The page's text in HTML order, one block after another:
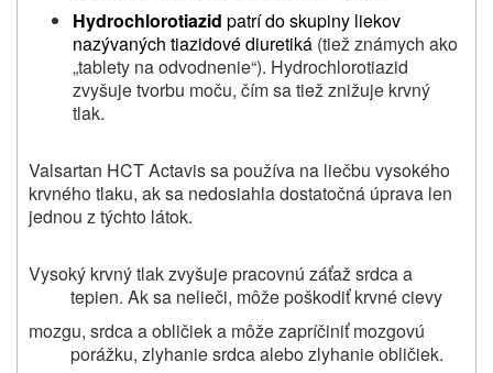
Hydrochlorotiazid patrí do skupiny liekov
nazývaných tiazidové diuretiká (tiež známych ako
„tablety na odvodnenie“). Hydrochlorotiazid
zvyšuje tvorbu moču, čím sa tiež znižuje krvný
tlak.
Valsartan HCT Actavis sa používa na liečbu vysokého
krvného tlaku, ak sa nedosiahla dostatočná úprava len
jednou z týchto látok.
Vysoký krvný tlak zvyšuje pracovnú záťaž srdca a
tepien. Ak sa nelieči, môže poškodiť krvné cievy
mozgu, srdca a obličiek a môže zapríčiniť mozgovú
porážku, zlyhanie srdca alebo zlyhanie obličiek.